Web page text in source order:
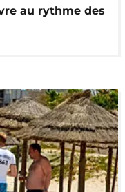
au rythme des